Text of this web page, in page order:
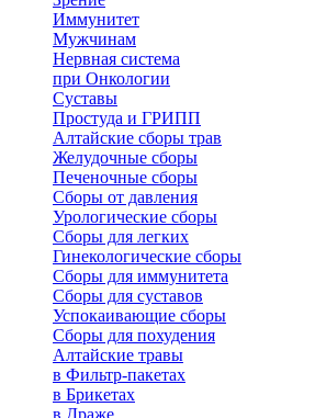
Иммунитет
Мужчинам
Нервная система
при Онкологии
Суставы
Простуда и ГРИПП
Алтайские сборы трав
Желудочные сборы
Печеночные сборы
Сборы от давления
Урологические сборы
Сборы для легких
Гинекологические сборы
Сборы для иммунитета
Сборы для суставов
Успокаивающие сборы
Сборы для похудения
Алтайские травы
в Фильтр-пакетах
в Брикетах
в Драже